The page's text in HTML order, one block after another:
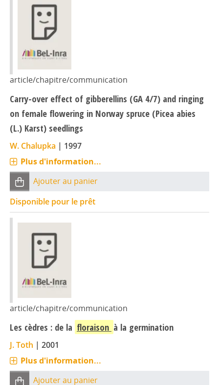
article/chapitre/communication
Carry-over effect of gibberellins (GA 4/7) and ringing
on female flowering in Norway spruce (Picea abies
(L.) Karst) seedlings
W. Chalupka | 1997
Plus d'information...
Ajouter au panier
Disponible pour le prêt
article/chapitre/communication
Les cèdres : de la floraison à la germination
J. Toth | 2001
Plus d'information...
Ajouter au panier